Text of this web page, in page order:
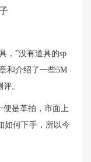
，”没有道具的sp
和介绍了一些5M
。
便是革拍，市面上
如何下手，所以今